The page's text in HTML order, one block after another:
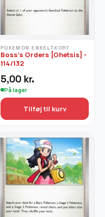
POKEMON ENKELTKORT
Boss's Orders [Ghetsis] -
114/132
5,00 kr.
På lager
Tilføj til kurv